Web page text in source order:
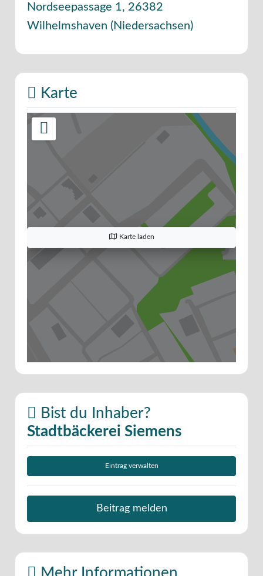
Nordseepassage 1, 26382
Wilhelmshaven (Niedersachsen)
Karte
Karte laden
Bist du Inhaber?
Stadtbäckerei Siemens
Eintrag verwalten
Beitrag melden
Mehr Informationen